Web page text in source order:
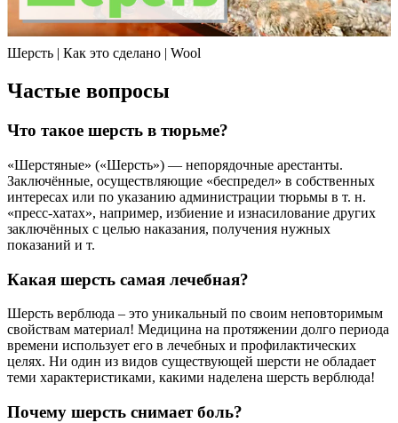
Шерсть | Как это сделано | Wool
Частые вопросы
Что такое шерсть в тюрьме?
«Шерстяные» («Шерсть») — непорядочные арестанты.
Заключённые, осуществляющие «беспредел» в собственных
интересах или по указанию администрации тюрьмы в т. н.
«пресс-хатах», например, избиение и изнасилование других
заключённых с целью наказания, получения нужных
показаний и т.
Какая шерсть самая лечебная?
Шерсть верблюда – это уникальный по своим неповторимым
свойствам материал! Медицина на протяжении долго периода
времени использует его в лечебных и профилактических
целях. Ни один из видов существующей шерсти не обладает
теми характеристиками, какими наделена шерсть верблюда!
Почему шерсть снимает боль?